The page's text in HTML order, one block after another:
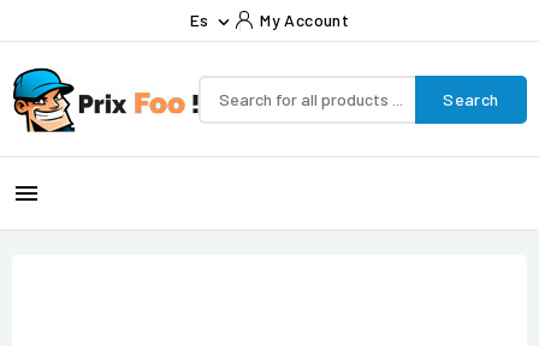
Es  My Account
Search
